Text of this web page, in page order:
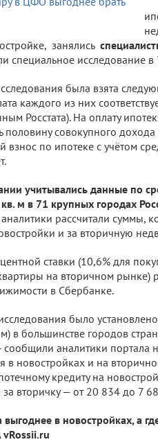
занялись
специальное исследование
была взята
каждого из них
Росстата). На оплату
половину совокупного
взнос по ипотеке с учётом
учитывались данные по
м в 71 крупных городах
аналитики рассчитали суммы,
и за вторичную
ставки (10,6% для
на вторичном рынке)
в Сбербанке.
было
в большинстве городов
сообщили аналитики портала
в новостройках и на
кредиту на
за вторичку — от 20 834 до 7
выгоднее в новостройках, а
vRossii.ru